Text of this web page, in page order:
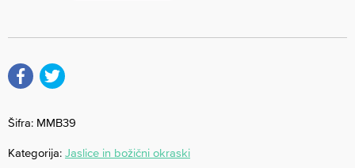
Šifra: MMB39
Kategorija: Jaslice in božični okraski